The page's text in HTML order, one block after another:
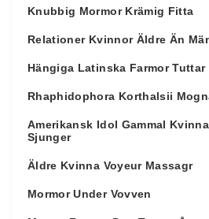
Knubbig Mormor Krämig Fitta
Relationer Kvinnor Äldre Än
Hängiga Latinska Farmor Tuttar
Rhaphidophora Korthalsii
Amerikansk Idol Gammal Kvinna
Sjunger
Äldre Kvinna Voyeur Massagr
Mormor Under Vovven